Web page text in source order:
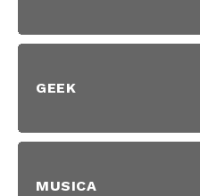
GEEK
MUSICA